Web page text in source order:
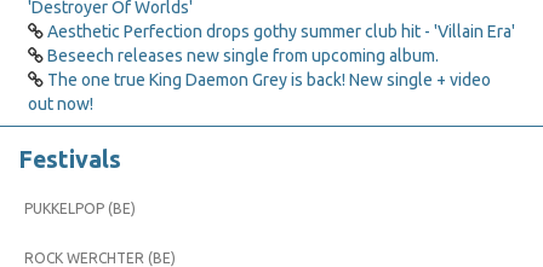
'Destroyer Of Worlds'
Aesthetic Perfection drops gothy summer club hit - 'Villain Era'
Beseech releases new single from upcoming album.
The one true King Daemon Grey is back! New single + video
out now!
Festivals
PUKKELPOP (BE)
ROCK WERCHTER (BE)